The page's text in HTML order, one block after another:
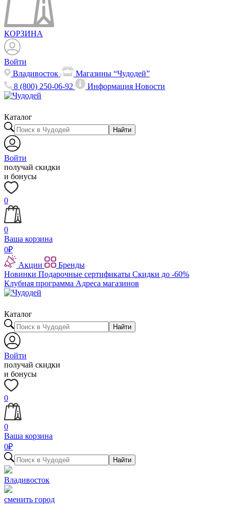
КОРЗИНА
Войти
Владивосток
Магазины “Чудодей”
8 (800) 250-06-92
ИнформацияНовости
Каталог
Найти
Войти
получай скидки
и бонусы
0
0
Ваша корзина
0₽
Акции
Бренды
Новинки Подарочные сертификаты Скидки до -60%
Клубная программа Адреса магазинов
Каталог
Найти
Войти
получай скидки
и бонусы
0
0
Ваша корзина
0₽
Найти
Владивосток
сменить город